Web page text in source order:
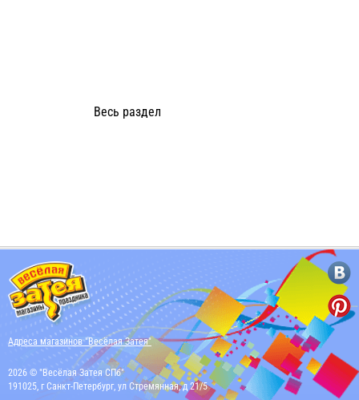
Весь раздел
Адреса магазинов "Весёлая Затея"
2026 © "Весёлая Затея СПб"
191025, г Санкт-Петербург, ул Стремянная, д 21/5